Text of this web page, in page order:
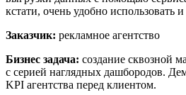
кстати, очень удобно использовать
Заказчик: рекламное агентство
Бизнес задача: создание сквозной
с серией наглядных дашбородов.
KPI агентства перед клиентом.